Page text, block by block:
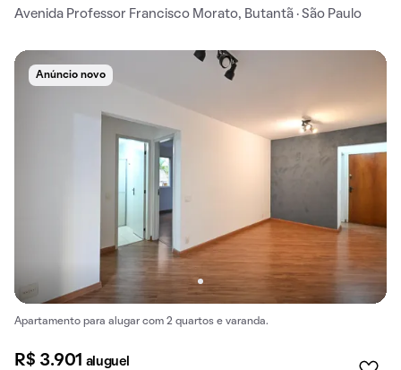
Avenida Professor Francisco Morato, Butantã · São Paulo
Anúncio novo
Apartamento para alugar com 2 quartos e varanda.
R$ 3.901 aluguel